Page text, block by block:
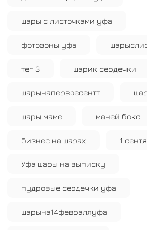
шары с листочками уфа
фотозоны уфа
тег 3 шарик сердечки
шарынапервоесентт
шары маме маней бокс
бизнес на шарах 1
Уфа шары на выписку
пудровые сердечки уфа
шарына14февраляуфа